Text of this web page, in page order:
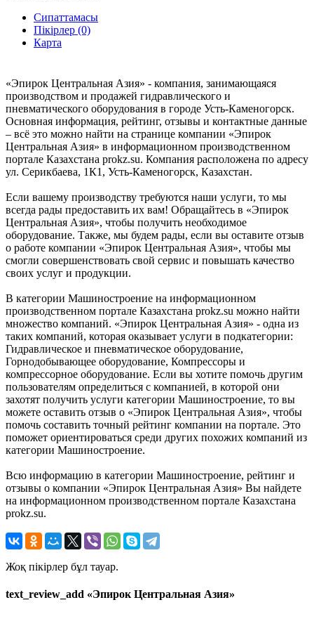
Сипаттамасы
Пікірлер (0)
Карта
«Эпирок Центральная Азия» - компания, занимающаяся
производством и продажей гидравлического и
пневматического оборудования в городе Усть-Каменогорск.
Основная информация, рейтинг, отзывы и контактные данные
– всё это можно найти на странице компании «Эпирок
Центральная Азия» в информационном производственном
портале Казахстана prokz.su. Компания расположена по адресу
ул. Серикбаева, 1К1, Усть-Каменогорск, Казахстан.
Если вашему производству требуются наши услуги, то мы
всегда рады предоставить их вам! Обращайтесь в «Эпирок
Центральная Азия», чтобы получить необходимое
оборудование. Также, мы будем рады, если вы оставите отзыв
о работе компании «Эпирок Центральная Азия», чтобы мы
смогли совершенствовать свой сервис и повышать качество
своих услуг и продукции.
В категории Машиностроение на информационном
производственном портале Казахстана prokz.su можно найти
множество компаний. «Эпирок Центральная Азия» - одна из
таких компаний, которая оказывает услуги в подкатегории:
Гидравлическое и пневматическое оборудование,
Горнодобывающее оборудование, Компрессоры и
компрессорное оборудование. Если вы хотите помочь другим
пользователям определиться с компанией, в которой они
захотят получить услуги категории Машиностроение, то вы
можете оставить отзыв о «Эпирок Центральная Азия», чтобы
помочь составить точный рейтинг компании на портале. Это
поможет ориентироваться среди других похожих компаний из
категории Машиностроение.
Всю информацию в категории Машиностроение, рейтинг и
отзывы о компании «Эпирок Центральная Азия» Вы найдете
на информационном производственном портале Казахстана
prokz.su.
Жоқ пікірлер бұл тауар.
text_review_add «Эпирок Центральная Азия»